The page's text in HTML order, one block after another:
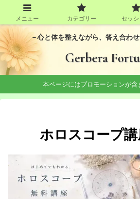
－心と体を整えながら、答え合わ
Gerbera
本ページにはプロモーションが含
ホロスコープ
メニュー カテゴリー セッ